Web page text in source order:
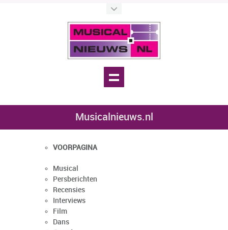
Musicalnieuws.nl
VOORPAGINA
Musical
Persberichten
Recensies
Interviews
Film
Dans